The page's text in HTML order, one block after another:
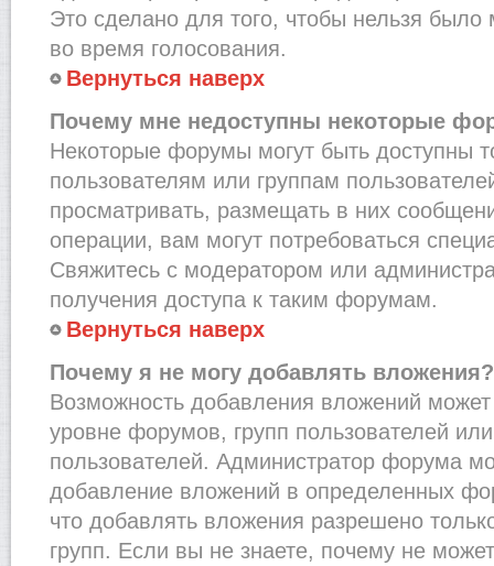
Это сделано для того, чтобы нельзя было
во время голосования.
Вернуться наверх
Почему мне недоступны некоторые
Некоторые форумы могут быть доступны
пользователям или группам
просматривать, размещать в них
операции, вам могут потребоваться
Свяжитесь с модератором или
получения доступа к таким форумам.
Вернуться наверх
Почему я не могу добавлять вложения?
Возможность добавления вложений может
уровне форумов, групп пользователей
пользователей. Администратор форума
добавление вложений в определенных
что добавлять вложения разрешено
групп. Если вы не знаете, почему не